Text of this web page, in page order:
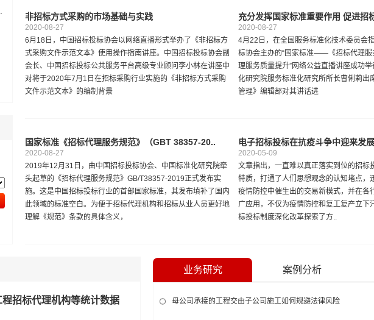
非招标方式采购的市场基础与实践
2020-08-27
6月18日，中国招标投标协会以网络直播形式举办了《非招标方
式采购文件示范文本》使用操作指南讲座。中国招标投标协会副
会长、中国招标投标公共服务平台高级专业顾问李小林在讲座中
对将于2020年7月1日在招标采购行业实施的《非招标方式采购
文件示范文本》的编制背景
充分发挥国家标准重要作用 促进招
2020-08-27
4月22日，在全国服务标准化技术委员会
标协会主办的“国家标准――《招标代理服
理服务质量提升”网络公益直播讲座成功
化研究院服务标准化研究所所长曹俐莉出
管理》编辑部对其讲话进
国家标准《招标代理服务规范》（GBT 38357-20..
2020-08-27
2019年12月31日，由中国招标投标协会、中国标准化研究院牵
头起草的《招标代理服务规范》GB/T38357-2019正式发布实
施。这是中国招标投标行业的首部国家标准，其发布填补了国内
此领域的标准空白。为便于招标代理机构和招标从业人员更好地
理解《规范》条款的具体含义，
电子招标投标在抗疫斗争中迎来发
2020-05-09
文章指出，一直难以真正落实到位的招标
特质，打通了人们思想观念的认知堵点，
疫情防控中催生出的交易新模式，并在各
广应用，不仅为疫情防控和复工复产立下
标投标制度深化改革探索了方..
招标代理机构等统计数据
业务研究 案例分析
母公司承接的工程交由子公司施工如何规避法律风险